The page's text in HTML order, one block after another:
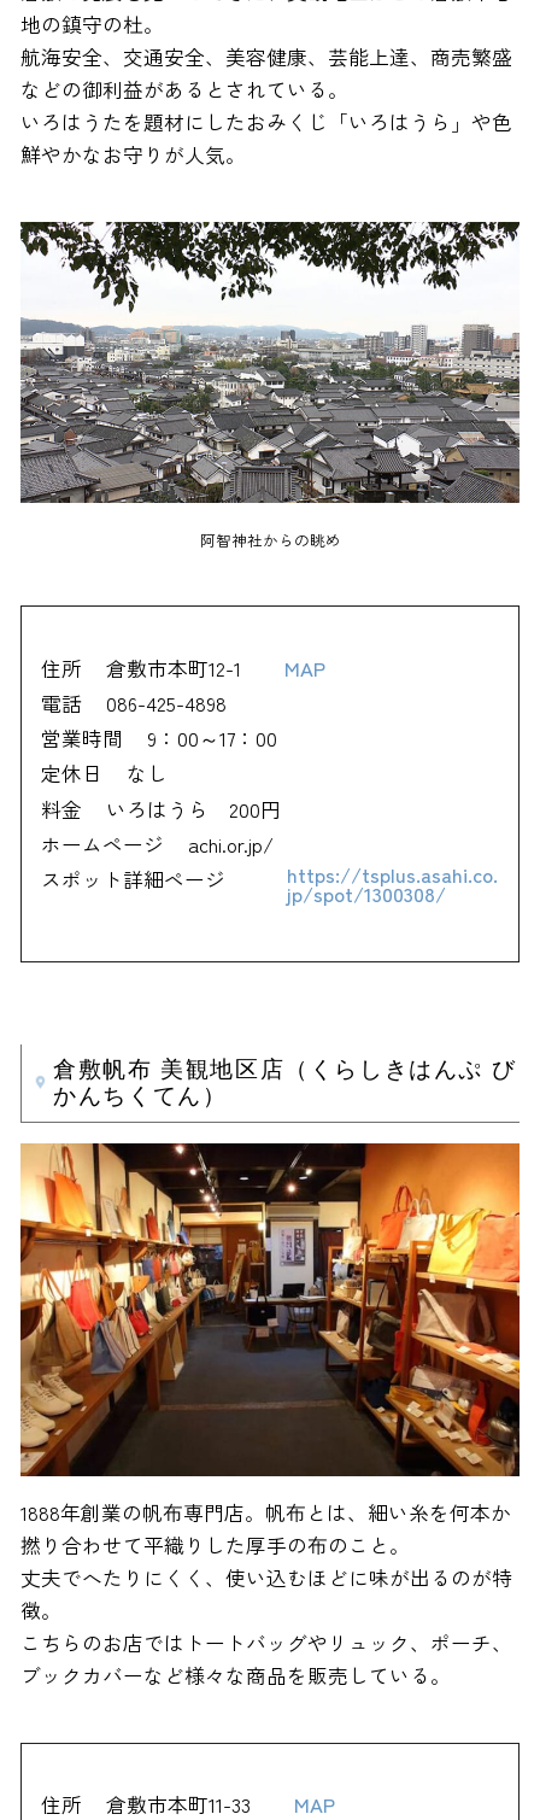
地の鎮守の杜。
航海安全、交通安全、美容健康、芸能上達、商売繁盛
などの御利益があるとされている。
いろはうたを題材にしたおみくじ「いろはうら」や色
鮮やかなお守りが人気。
阿智神社からの眺め
住所 倉敷市本町12-1
MAP
電話
086-425-4898
営業時間
9：00～17：00
定休日
なし
料金
いろはうら 200円
ホームページ
achi.or.jp/
スポット詳細ページ
https://tsplus.asahi.co.
jp/spot/1300308/
倉敷帆布 美観地区店（くらしきはんぷ び
かんちくてん）
1888年創業の帆布専門店。帆布とは、細い糸を何本か
撚り合わせて平織りした厚手の布のこと。
丈夫でへたりにくく、使い込むほどに味が出るのが特
徴。
こちらのお店ではトートバッグやリュック、ポーチ、
ブックカバーなど様々な商品を販売している。
住所 倉敷市本町11-33 MAP